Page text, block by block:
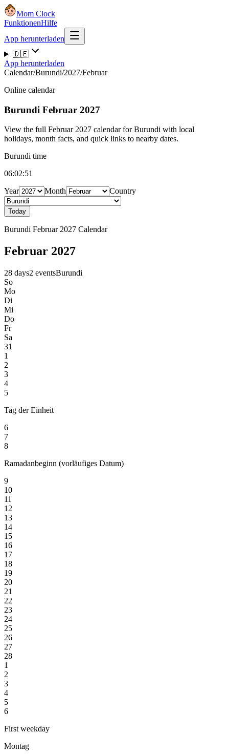
Mom Clock
FunktionenHilfe
App herunterladen
🇩🇪
App herunterladen
Calendar/Burundi/2027/Februar
Online calendar
Burundi Februar 2027
View the full Februar 2027 calendar for Burundi with local
holidays, month facts, and quick links to nearby dates.
Burundi time
06:02:51
Year
Month Country
Today
Burundi Februar 2027 Calendar
Februar 2027
28 days2 eventsBurundi
So
Mo
Di
Mi
Do
Fr
Sa
31
1
2
3
4
5
Tag der Einheit
6
7
8
Ramadanbeginn (vorläufiges Datum)
9
10
11
12
13
14
15
16
17
18
19
20
21
22
23
24
25
26
27
28
1
2
3
4
5
6
First weekday
Montag